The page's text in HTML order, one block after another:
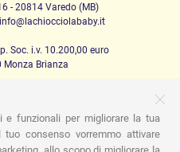
- 20814 Varedo (MB)
Soc. i.v. 10.200,00 euro
Monza Brianza
e funzionali per migliorare la tua
consenso vorremmo attivare